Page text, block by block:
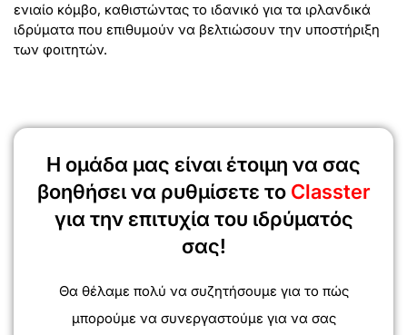
ενιαίο κόμβο, καθιστώντας το ιδανικό για τα ιρλανδικά
ιδρύματα που επιθυμούν να βελτιώσουν την υποστήριξη
των φοιτητών.
Η ομάδα μας είναι έτοιμη να σας
βοηθήσει να ρυθμίσετε το Classter
για την επιτυχία του ιδρύματός
σας!
Θα θέλαμε πολύ να συζητήσουμε για το πώς
μπορούμε να συνεργαστούμε για να σας